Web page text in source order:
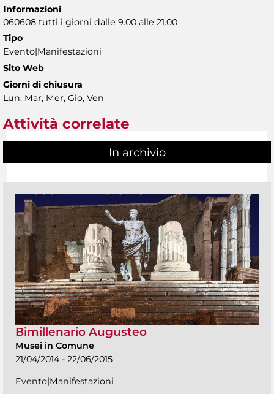
Informazioni
060608 tutti i giorni dalle 9.00 alle 21.00
Tipo
Evento|Manifestazioni
Sito Web
Giorni di chiusura
Lun, Mar, Mer, Gio, Ven
Attività correlate
In archivio
Bimillenario Augusteo
Musei in Comune
21/04/2014 - 22/06/2015
Evento|Manifestazioni